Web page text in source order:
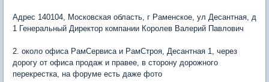
Адрес 140104, Московская область, г Раменское, ул Десантная, д
1 Генеральный Директор компании Королев Валерий Павлович
2. около офиса РамСервиса и РамСтроя, Десантная 1, через
дорогу от офиса продаж и правее, в сторону дорожного
перекрестка, на форуме есть даже фото